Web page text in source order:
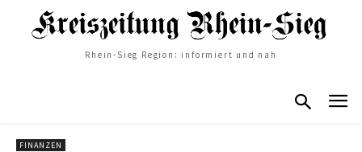
Rhein-Sieg Region: informiert und nah
FINANZEN